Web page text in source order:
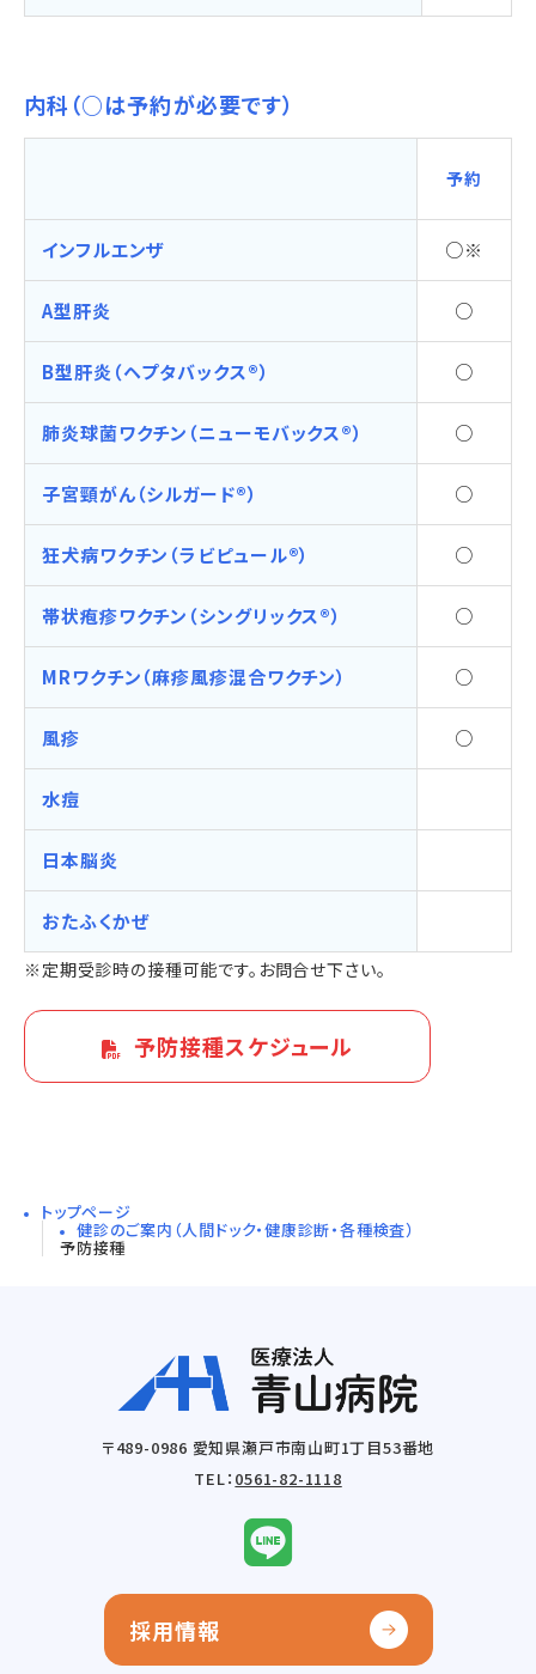
内科（○は予約が必要です）
予約
インフルエンザ ○※
A型肝炎 ○
B型肝炎（ヘプタバックス®） ○
肺炎球菌ワクチン（ニューモバックス®） ○
子宮頸がん（シルガード®） ○
狂犬病ワクチン（ラビピュール®） ○
帯状疱疹ワクチン（シングリックス®） ○
MRワクチン（麻疹風疹混合ワクチン） ○
風疹 ○
水痘
日本脳炎
おたふくかぜ
※定期受診時の接種可能です。お問合せ下さい。
予防接種スケジュール
トップページ
健診のご案内（人間ドック・健康診断・各種検査）
予防接種
〒489-0986 愛知県瀬戸市南山町1丁目53番地
TEL： 0561-82-1118
採用情報